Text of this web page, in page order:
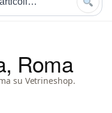
Roma
su Vetrineshop.